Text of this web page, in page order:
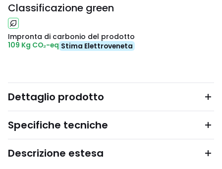
Classificazione green
Impronta di carbonio del prodotto
109 Kg CO₂-eq Stima Elettroveneta
Dettaglio prodotto
Specifiche tecniche
Descrizione estesa